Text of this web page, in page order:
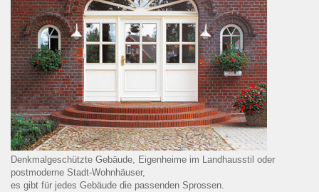
Denkmalgeschützte Gebäude, Eigenheime im Landhausstil oder
postmoderne Stadt-Wohnhäuser,
es gibt für jedes Gebäude die passenden Sprossen.